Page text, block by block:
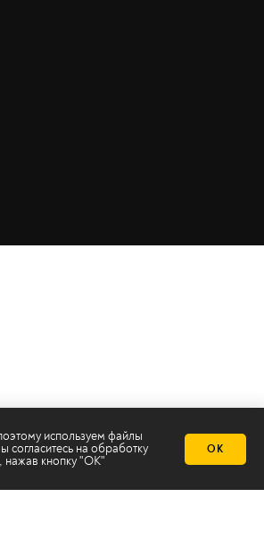
используем файлы
согласитесь на обработку
, нажав кнопку "ОК"
ОК